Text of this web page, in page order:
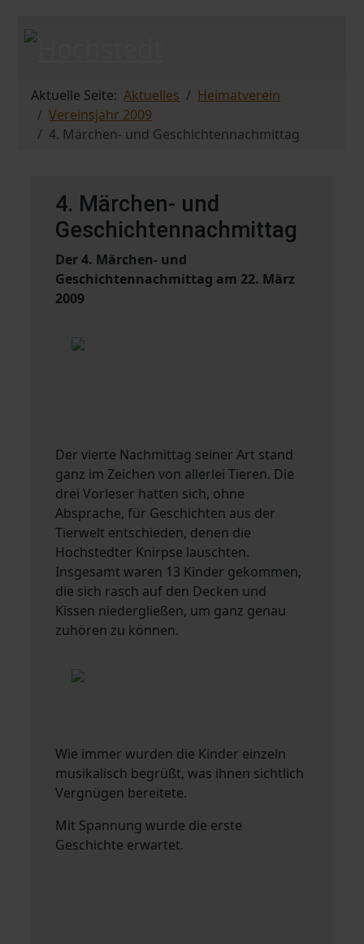
Aktuelle Seite:Aktuelles
Heimatverein
Vereinsjahr 2009
4. Märchen- und Geschichtennachmittag
4. Märchen- und
Geschichtennachmittag
Der 4. Märchen- und
Geschichtennachmittag am 22. März
2009
Der vierte Nachmittag seiner Art stand
ganz im Zeichen von allerlei Tieren. Die
drei Vorleser hatten sich, ohne
Absprache, für Geschichten aus der
Tierwelt entschieden, denen die
Hochstedter Knirpse lauschten.
Insgesamt waren 13 Kinder gekommen,
die sich rasch auf den Decken und
Kissen niedergließen, um ganz genau
zuhören zu können.
Wie immer wurden die Kinder einzeln
musikalisch begrüßt, was ihnen sichtlich
Vergnügen bereitete.
Mit Spannung wurde die erste
Geschichte erwartet.